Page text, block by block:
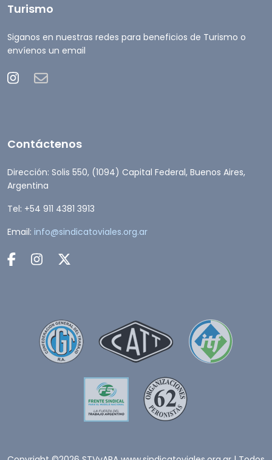
Turismo
Siganos en nuestras redes para beneficios de Turismo o
envíenos un email
Contáctenos
Dirección: Solis 550, (1094) Capital Federal, Buenos Aires,
Argentina
Tel: +54 911 4381 3913
Email: info@sindicatoviales.org.ar